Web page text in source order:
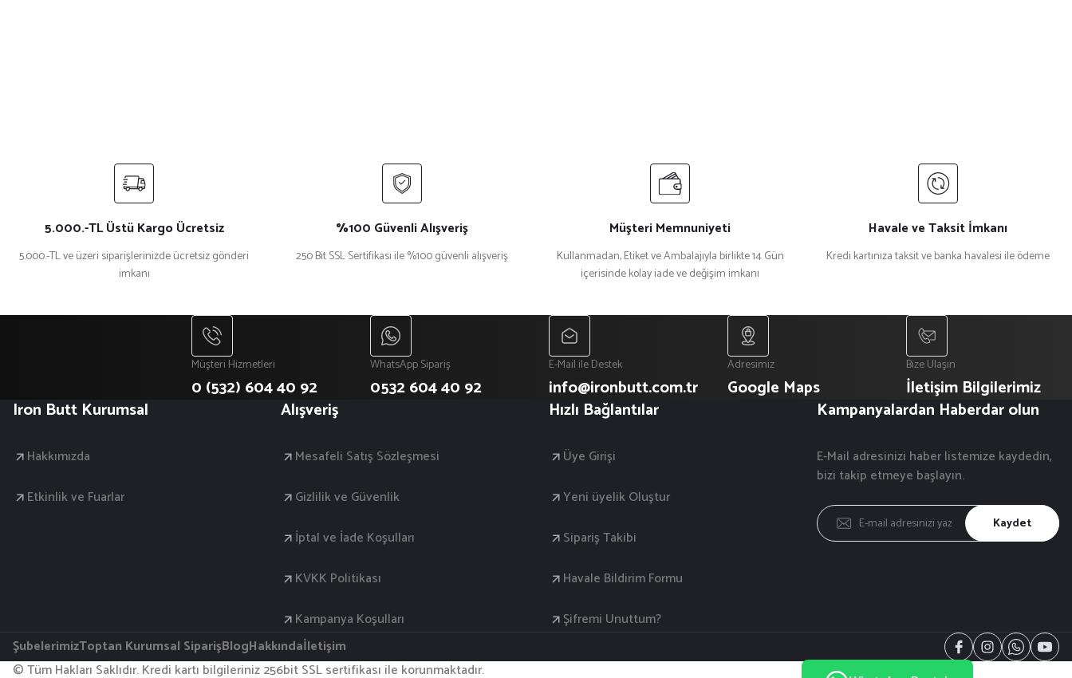
Bu ürüne benzer farklı alternatifler olmalı.
5.000.-TL Üstü Kargo Ücretsiz
5.000.-TL ve üzeri siparişlerinizde ücretsiz gönderi
imkanı
%100 Güvenli Alışveriş
250 Bit SSL Sertifikası ile %100 güvenli alışveriş
Müşteri Memnuniyeti
Kullanmadan, Etiket ve Ambalajıyla birlikte 14 Gün
içerisinde kolay iade ve değişim imkanı
Havale ve Taksit İmkanı
Kredi kartınıza taksit ve banka havalesi ile ödeme
Müşteri Hizmetleri
0 (532) 604 40 92
WhatsApp Sipariş
0532 604 40 92
E-Mail ile Destek
info@ironbutt.com.tr
Adresimiz
Google Maps
Bize Ulaşın
İletişim Bilgilerimiz
Iron Butt Kurumsal
Hakkımızda
Etkinlik ve Fuarlar
Alışveriş
Mesafeli Satış Sözleşmesi
Gizlilik ve Güvenlik
İptal ve İade Koşulları
KVKK Politikası
Kampanya Koşulları
Hızlı Bağlantılar
Üye Girişi
Yeni üyelik Oluştur
Sipariş Takibi
Havale Bildirim Formu
Şifremi Unuttum?
Kampanyalardan Haberdar olun
E-Mail adresinizi haber listemize kaydedin,
bizi takip etmeye başlayın.
Kaydet
ŞubelerimizToptan Kurumsal SiparişBlogHakkındaİletişim
© Tüm Hakları Saklıdır. Kredi kartı bilgileriniz 256bit SSL sertifikası ile korunmaktadır.